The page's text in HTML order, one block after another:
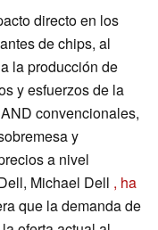
directo en los
de chips, al
la producción de
y esfuerzos de la
convencionales,
y
a nivel
Michael Dell , ha
que la demanda de